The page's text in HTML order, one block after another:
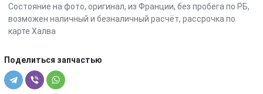
Состояние на фото, оригинал, из Франции, без пробега по РБ,
возможен наличный и безналичный расчёт, рассрочка по
карте Халва
Поделиться запчастью